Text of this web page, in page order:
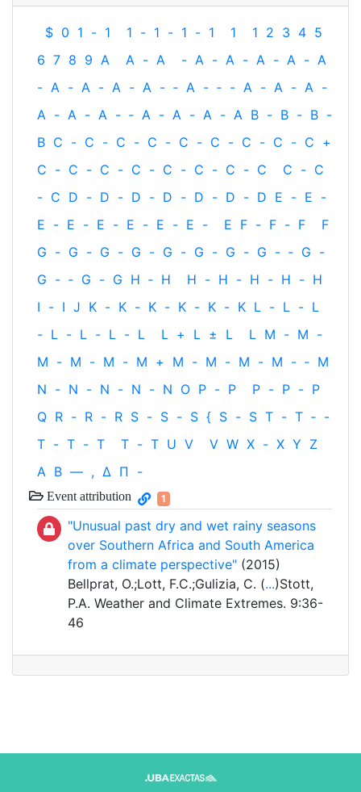
$ 0 1 - 1 1 - 1 - 1 - 1 1 1 2 3 4 5
6 7 8 9 A A - A - A - A - A - A - A
- A - A - A - A - ‐ A - ‐ - A - A - A -
A - A - A - ‐ A - A - A - A B - B - B -
B C - C - C - C - C - C - C - C - C +
C - C - C - C - C - C - C - C C - C
- C D - D - D - D - D - D - D E - E -
E - E - E - E - E - E - E F - F - F
F
G - G - G - G - G - G - G - G - ‐ G -
G - ‐ G - G H ‐ H H - H - H - H - H
I - I J K - K - K - K - K - K L - L - L
- L - L - L - L L + L ± L L M - M -
M - M - M - M + M - M - M - M - ‐ M
N - N - N - N - N O P - P P - P - P
Q R - R - R S - S - S { S - S T - T ‐ -
T - T - T T - T U V V W X - X Y Z
Α Β — , Δ Π -
Event attribution 1
"Unusual past dry and wet rainy seasons
over Southern Africa and South America
from a climate perspective" (2015)
Bellprat, O.;Lott, F.C.;Gulizia, C. (...)Stott,
P.A. Weather and Climate Extremes. 9:36-
46